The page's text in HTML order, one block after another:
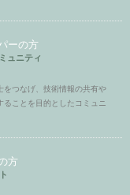
ーの方
ュニティ
をつなげ、技術情報の共有や
ことを目的としたコミュニ
方